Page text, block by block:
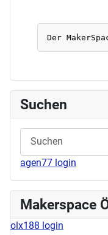
Suchen
agen77 login
Makerspace
olx188 login